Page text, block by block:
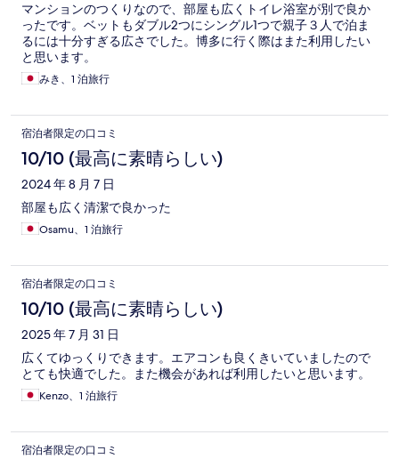
マンションのつくりなので、部屋も広くトイレ浴室が別で良か
ったです。ベットもダブル2つにシングル1つで親子３人で泊ま
るには十分すぎる広さでした。博多に行く際はまた利用したい
と思います。
みき、1 泊旅行
宿泊者限定の口コミ
10/10 (最高に素晴らしい)
2024 年 8 月 7 日
部屋も広く清潔で良かった
Osamu、1 泊旅行
宿泊者限定の口コミ
10/10 (最高に素晴らしい)
2025 年 7 月 31 日
広くてゆっくりできます。エアコンも良くきいていましたので
とても快適でした。また機会があれば利用したいと思います。
Kenzo、1 泊旅行
宿泊者限定の口コミ